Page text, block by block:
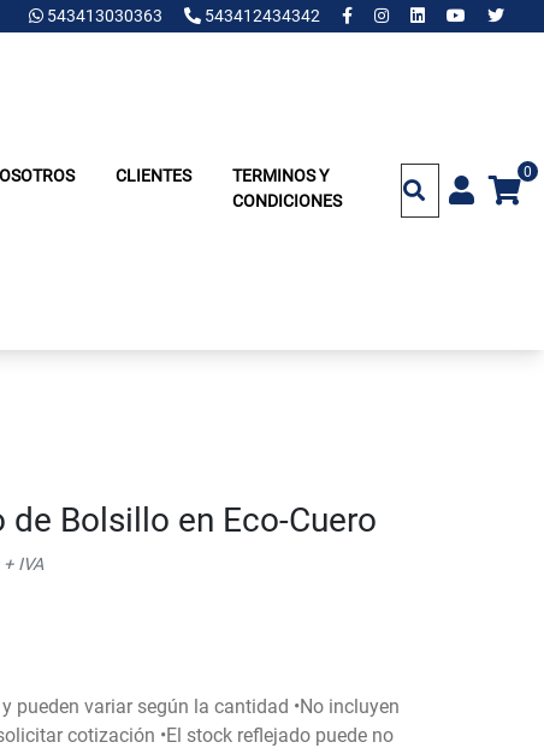
543413030363 543412434342
CLIENTES
TERMINOS Y
CONDICIONES
0
Bolsillo en Eco-Cuero
IVA
pueden variar según la cantidad •No incluyen
cotización •El stock reflejado puede no